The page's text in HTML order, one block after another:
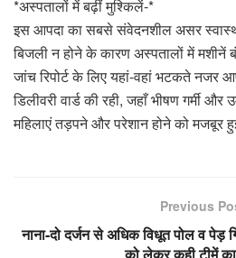
*अस्पतालों में बढ़ीं मुश्किलें-*
इस आपदा का सबसे संवेदनशील असर
बिजली न होने के कारण अस्पतालों में मशीनें
जांच रिपोर्ट के लिए यहां-वहां भटकते नजर
डिलीवरी वार्ड की रही, जहाँ भीषण गर्मी
महिलाएं तड़पने और परेशान होने को मजबूर
Previous
नाना-दो दर्जन से अधिक विधूत पोल व पेड़